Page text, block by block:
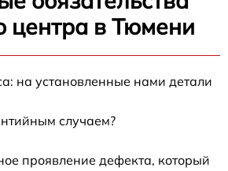
центра в Тюмени
на установленные нами детали
случаем?
проявление дефекта, который